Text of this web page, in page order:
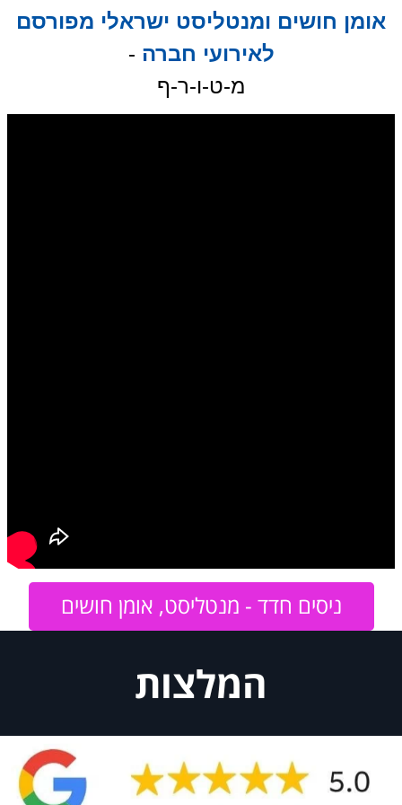
אומן חושים ומנטליסט ישראלי מפורסם
לאירועי חברה -
מ-ט-ו-ר-ף
ניסים חדד - מנטליסט, אומן חושים
המלצות